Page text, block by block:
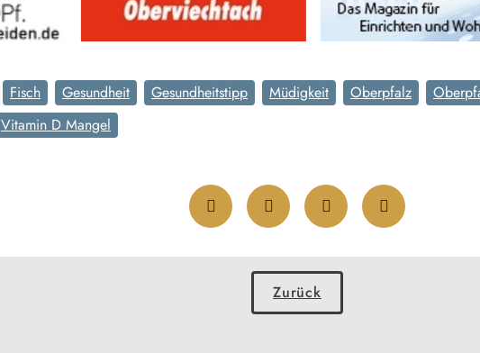
Fisch Gesundheit Gesundheitstipp Müdigkeit Oberpfalz
Vitamin D Mangel
Zurück